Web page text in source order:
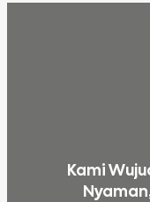
Kami